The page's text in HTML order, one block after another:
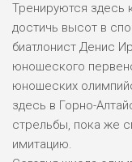
Тренируются здесь
достичь высот в
биатлонист Денис
юношеского
юношеских
здесь в Горно-
стрельбы, пока же
имитацию.